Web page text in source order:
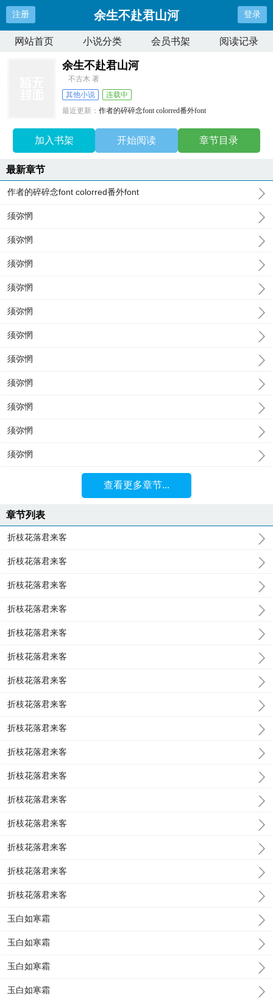
注册 余生不赴君山河 登录
网站首页 小说分类 会员书架 阅读记录
余生不赴君山河
不古木 著
其他小说
连载中
最近更新：作者的碎碎念font colorred番外font
加入书架 开始阅读 章节目录
最新章节
作者的碎碎念font colorred番外font
须弥惘
须弥惘
须弥惘
须弥惘
须弥惘
须弥惘
须弥惘
须弥惘
须弥惘
须弥惘
须弥惘
查看更多章节...
章节列表
折枝花落君来客
折枝花落君来客
折枝花落君来客
折枝花落君来客
折枝花落君来客
折枝花落君来客
折枝花落君来客
折枝花落君来客
折枝花落君来客
折枝花落君来客
折枝花落君来客
折枝花落君来客
折枝花落君来客
折枝花落君来客
折枝花落君来客
折枝花落君来客
玉白如寒霜
玉白如寒霜
玉白如寒霜
玉白如寒霜